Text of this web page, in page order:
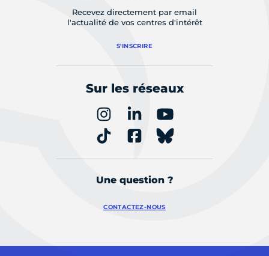
Recevez directement par email
l'actualité de vos centres d'intérêt
S'INSCRIRE
Sur les réseaux
Une question ?
CONTACTEZ-NOUS